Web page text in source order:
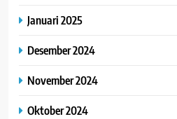
Januari 2025
Desember 2024
November 2024
Oktober 2024